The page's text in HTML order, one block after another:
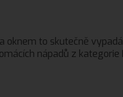
oknem to skutečně
nápadů z kategorie